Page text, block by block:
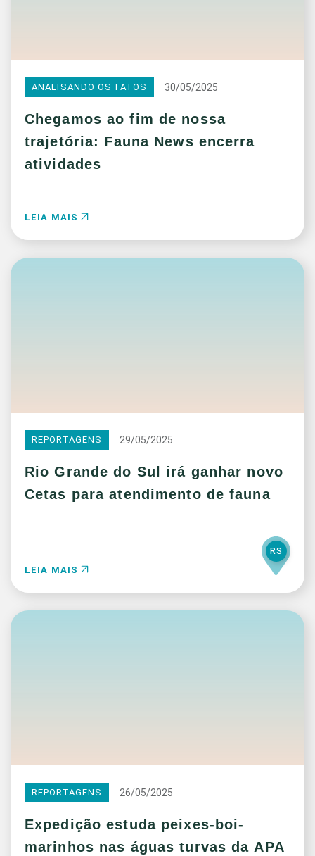
ANALISANDO OS FATOS 30/05/2025
Chegamos ao fim de nossa
trajetória: Fauna News encerra
atividades
LEIA MAIS
REPORTAGENS 29/05/2025
Rio Grande do Sul irá ganhar novo
Cetas para atendimento de fauna
LEIA MAIS
RS
REPORTAGENS 26/05/2025
Expedição estuda peixes-boi-
marinhos nas águas turvas da APA